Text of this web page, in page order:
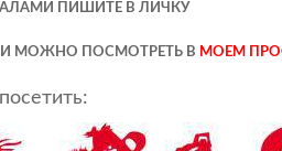
ПИШИТЕ В ЛИЧКУ
МОЖНО ПОСМОТРЕТЬ В МОЕМ